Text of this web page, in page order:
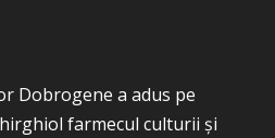
Dobrogene a adus pe
farmecul culturii și